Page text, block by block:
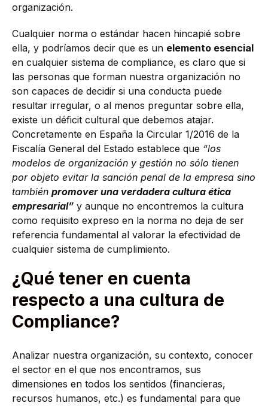
organización.
Cualquier norma o estándar hacen hincapié sobre
ella, y podríamos decir que es un elemento esencial
en cualquier sistema de compliance, es claro que si
las personas que forman nuestra organización no
son capaces de decidir si una conducta puede
resultar irregular, o al menos preguntar sobre ella,
existe un déficit cultural que debemos atajar.
Concretamente en España la Circular 1/2016 de la
Fiscalía General del Estado establece que “los
modelos de organización y gestión no sólo tienen
por objeto evitar la sanción penal de la empresa sino
también promover una verdadera cultura ética
empresarial” y aunque no encontremos la cultura
como requisito expreso en la norma no deja de ser
referencia fundamental al valorar la efectividad de
cualquier sistema de cumplimiento.
¿Qué tener en cuenta
respecto a una cultura de
Compliance?
Analizar nuestra organización, su contexto, conocer
el sector en el que nos encontramos, sus
dimensiones en todos los sentidos (financieras,
recursos humanos, etc.) es fundamental para que